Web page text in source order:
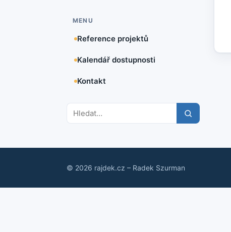
MENU
Reference projektů
Kalendář dostupnosti
Kontakt
© 2026 rajdek.cz – Radek Szurman